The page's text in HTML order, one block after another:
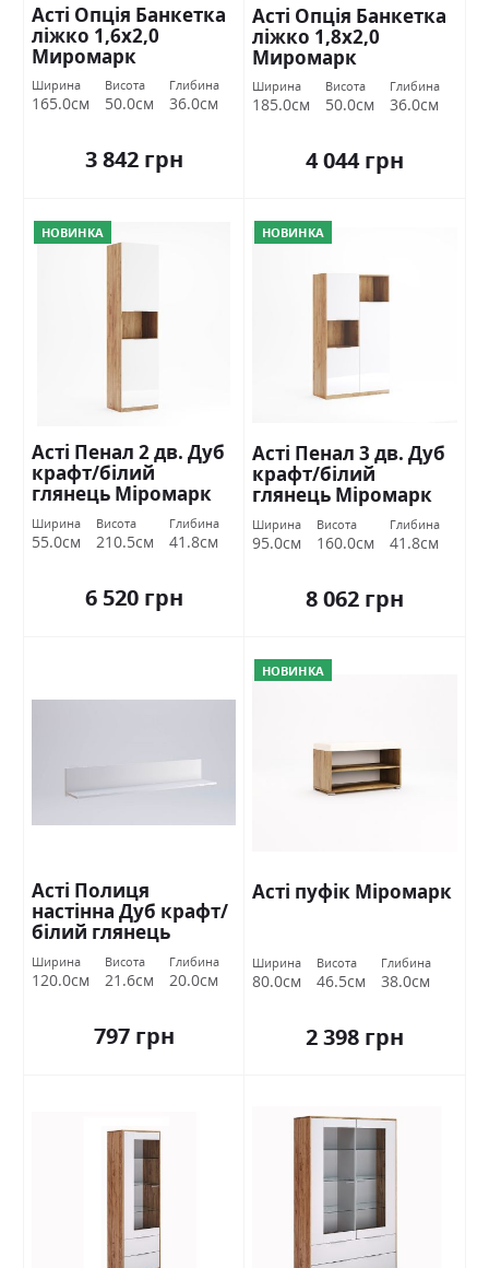
Асті Опція Банкетка
ліжко 1,6х2,0
Миромарк
Ширина
165.0см
Висота
50.0см
Глибина
36.0см
3 842 грн
Асті Опція Банкетка
ліжко 1,8х2,0
Миромарк
Ширина
185.0см
Висота
50.0см
Глибина
36.0см
4 044 грн
НОВИНКА
Асті Пенал 2 дв. Дуб
крафт/білий
глянець Міромарк
Ширина
55.0см
Висота
210.5см
Глибина
41.8см
6 520 грн
НОВИНКА
Асті Пенал 3 дв. Дуб
крафт/білий
глянець Міромарк
Ширина
95.0см
Висота
160.0см
Глибина
41.8см
8 062 грн
Асті Полиця
настінна Дуб крафт/
білий глянець
Міромарк
Ширина
120.0см
Висота
21.6см
Глибина
20.0см
797 грн
НОВИНКА
Асті пуфік Міромарк
Ширина
80.0см
Висота
46.5см
Глибина
38.0см
2 398 грн